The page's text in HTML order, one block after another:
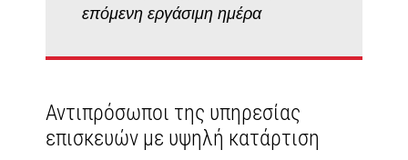
επόμενη εργάσιμη ημέρα
Αντιπρόσωποι της υπηρεσίας
επισκευών με υψηλή κατάρτιση